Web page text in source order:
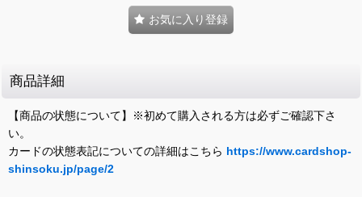
お気に入り登録
商品詳細
【商品の状態について】※初めて購入される方は必ずご確認下さ
い。
カードの状態表記についての詳細はこちら https://www.cardshop-
shinsoku.jp/page/2